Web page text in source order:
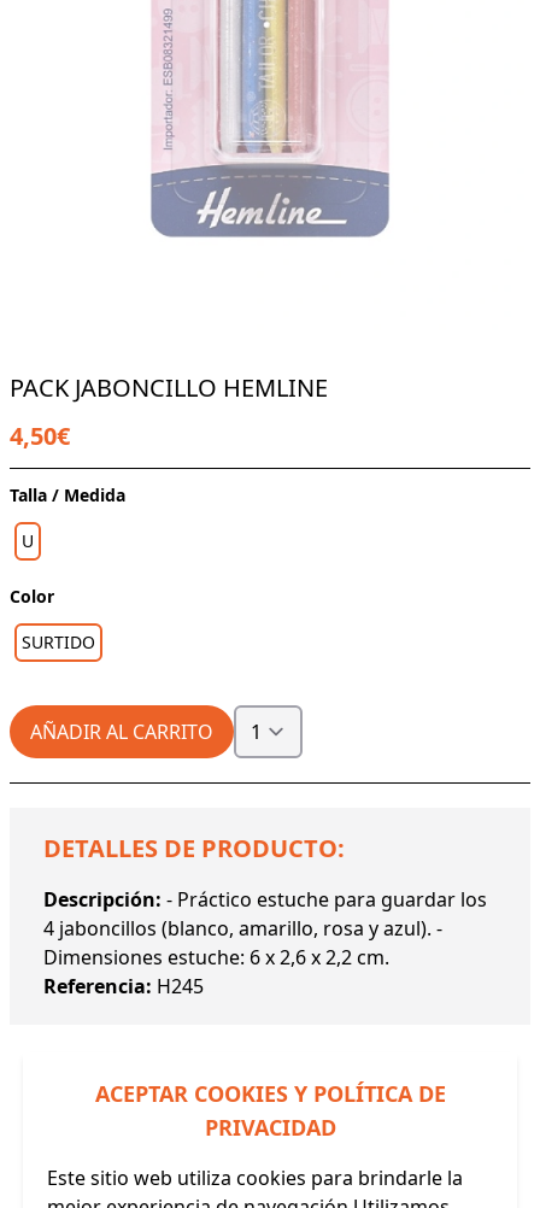
PACK JABONCILLO HEMLINE
4,50€
Talla / Medida
U
Color
SURTIDO
AÑADIR AL CARRITO
DETALLES DE PRODUCTO:
Descripción: - Práctico estuche para guardar los
4 jaboncillos (blanco, amarillo, rosa y azul). -
Dimensiones estuche: 6 x 2,6 x 2,2 cm.
Referencia: H245
ACEPTAR COOKIES Y POLÍTICA DE
PRIVACIDAD
Este sitio web utiliza cookies para brindarle la